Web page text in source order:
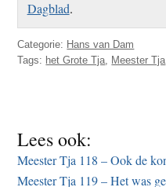
Dagblad.
Categorie: Hans van Dam
Tags: het Grote Tja, Meester Tja
Lees ook:
Meester Tja 118 – Ook de
Meester Tja 119 – Het was